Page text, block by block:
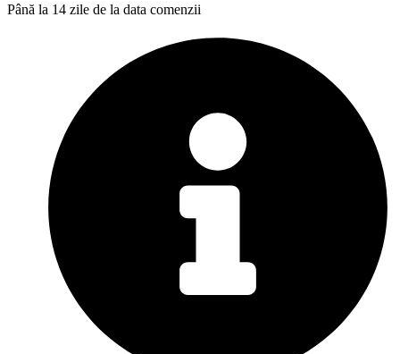
Până la 14 zile de la data comenzii